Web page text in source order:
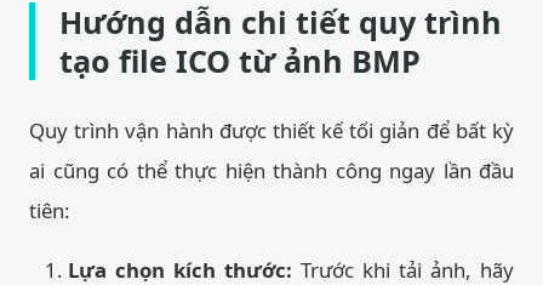
Hướng dẫn chi tiết quy trình
tạo file ICO từ ảnh BMP
Quy trình vận hành được thiết kế tối giản để bất kỳ
ai cũng có thể thực hiện thành công ngay lần đầu
tiên:
Lựa chọn kích thước: Trước khi tải ảnh, hãy